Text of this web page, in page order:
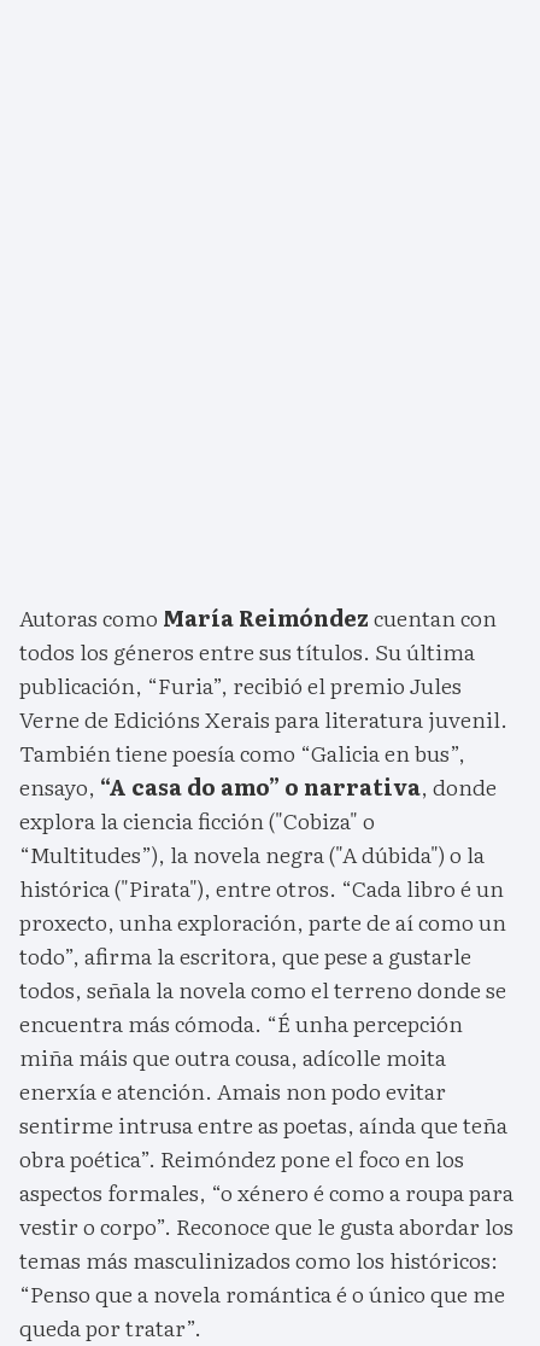
Autoras como María Reimóndezcuentan con
todos los géneros entre sus títulos. Su última
publicación, “Furia”, recibió el premio Jules
Verne de Edicións Xerais para literatura juvenil.
También tiene poesía como “Galicia en bus”,
ensayo, “A casa do amo” o narrativa, donde
explora la ciencia ficción ("Cobiza" o
“Multitudes”), la novela negra ("A dúbida") o la
histórica ("Pirata"), entre otros. “Cada libro é un
proxecto, unha exploración, parte de aí como un
todo”, afirma la escritora, que pese a gustarle
todos, señala la novela como el terreno donde se
encuentra más cómoda. “É unha percepción
miña máis que outra cousa, adícolle moita
enerxía e atención. Amais non podo evitar
sentirme intrusa entre as poetas, aínda que teña
obra poética”. Reimóndez pone el foco en los
aspectos formales, “o xénero é como a roupa para
vestir o corpo”. Reconoce que le gusta abordar los
temas más masculinizados como los históricos:
“Penso que a novela romántica é o único que me
queda por tratar”.